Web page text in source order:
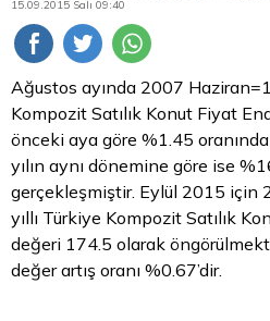
15.09.2015 Salı 09:40
Ağustos ayında 2007
Kompozit Satılık Konut Fiyat
önceki aya göre %1.45
yılın aynı dönemine göre ise
gerçekleşmiştir. Eylül 2015 için
yıllı Türkiye Kompozit Satılık
değeri 174.5 olarak
değer artış oranı %0.67’dir.